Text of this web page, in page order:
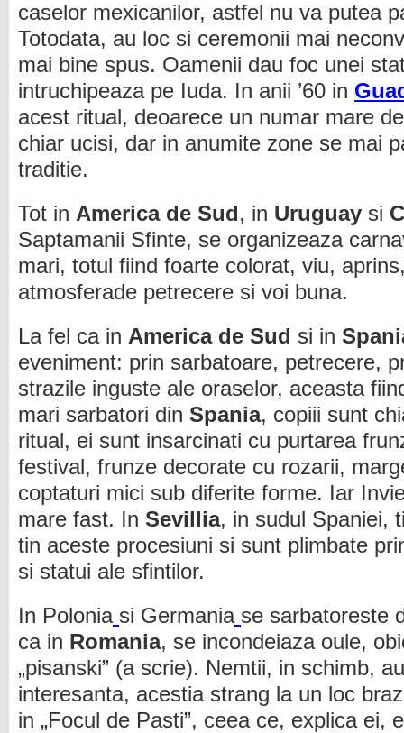
caselor mexicanilor, astfel nu va putea
Totodata, au loc si ceremonii mai
mai bine spus. Oamenii dau foc unei
intruchipeaza pe Iuda. In anii ’60 in
acest ritual, deoarece un numar mare
chiar ucisi, dar in anumite zone se mai
traditie.
Tot in America de Sud, in Uruguay si
Saptamanii Sfinte, se organizeaza
mari, totul fiind foarte colorat, viu,
atmosferade petrecere si voi buna.
La fel ca in America de Sud si in
eveniment: prin sarbatoare, petrecere,
strazile inguste ale oraselor, aceasta
mari sarbatori din Spania, copiii sunt
ritual, ei sunt insarcinati cu purtarea
festival, frunze decorate cu rozarii,
coptaturi mici sub diferite forme. Iar
mare fast. In Sevillia, in sudul Spaniei,
tin aceste procesiuni si sunt plimbate
si statui ale sfintilor.
In Polonia si Germania se sarbatoreste
ca in Romania, se incondeiaza oule,
„pisanski” (a scrie). Nemtii, in schimb,
interesanta, acestia strang la un loc
in „Focul de Pasti”, ceea ce, explica ei,